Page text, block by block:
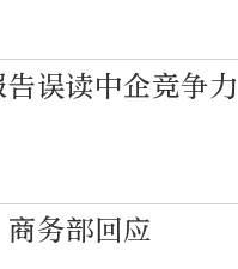
误读中企竞争力
务部回应